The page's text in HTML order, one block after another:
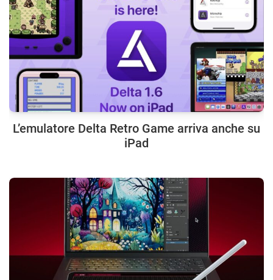
L’emulatore Delta Retro Game arriva anche su
iPad